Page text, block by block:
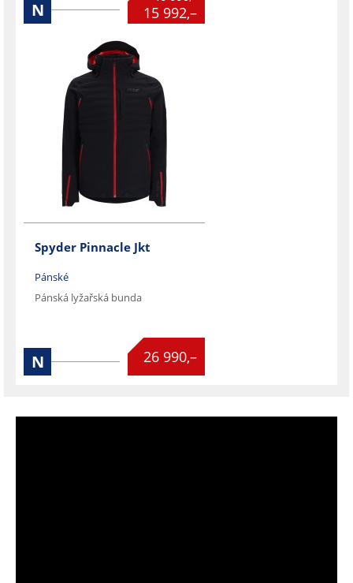
N 15 992,–
Spyder Pinnacle Jkt
Pánské
Pánská lyžařská bunda
N

26 990,–